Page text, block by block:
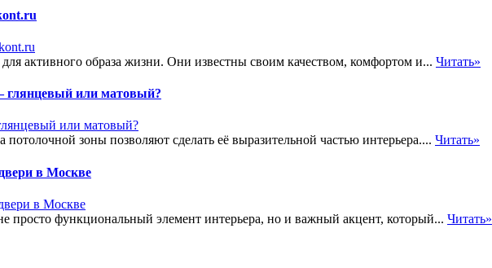
активного образа жизни. Они известны своим качеством, комфортом и... Читать»
глянцевый или матовый?
зоны позволяют сделать её выразительной частью интерьера.... Читать»
в Москве
функциональный элемент интерьера, но и важный акцент, который... Читать»